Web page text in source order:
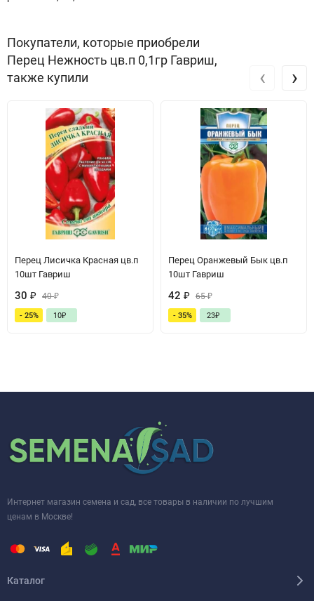
Покупатели, которые приобрели
Перец Нежность цв.п 0,1гр Гавриш,
также купили
Перец Лисичка Красная цв.п
10шт Гавриш
30 ₽ 40₽
- 25% 10₽
Перец Оранжевый Бык цв.п
10шт Гавриш
42 ₽ 65₽
- 35% 23₽
‹ ›
Интернет магазин семена и сад, все товары в наличии по лучшим
ценам в Москве!
Каталог